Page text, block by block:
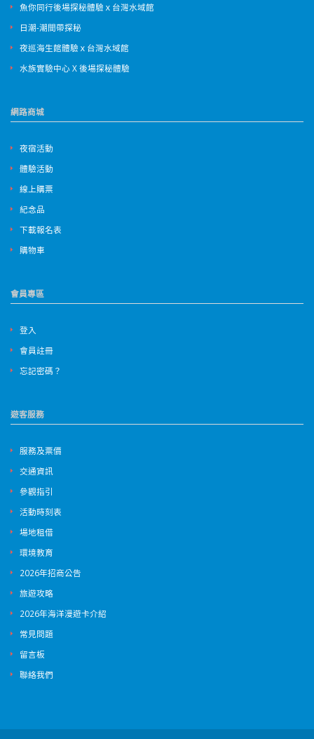
魚你同行後場探秘體驗ｘ台灣水域館
日潮-潮間帶探秘
夜巡海生館體驗ｘ台灣水域館
水族實驗中心 X 後場探秘體驗
網路商城
夜宿活動
體驗活動
線上購票
紀念品
下載報名表
購物車
會員專區
登入
會員註冊
忘記密碼？
遊客服務
服務及票價
交通資訊
參觀指引
活動時刻表
場地租借
環境教育
2026年招商公告
旅遊攻略
2026年海洋漫遊卡介紹
常見問題
留言板
聯絡我們